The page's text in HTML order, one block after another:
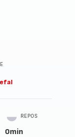
REPOS
0min